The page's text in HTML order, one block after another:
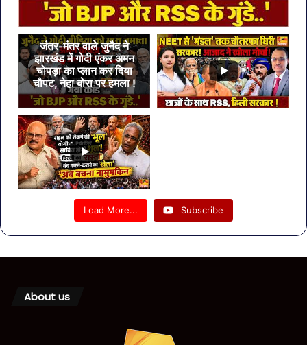
जंतर-मंतर वाले जुनैद ने
झारखंड में गोदी एंकर अमन
चोपड़ा का प्लान कर दिया
चौपट, नेहा बोरा पर हमला !
Load More... Subscribe
About us